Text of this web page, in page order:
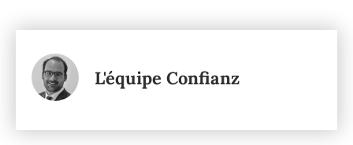
L'équipe Confianz